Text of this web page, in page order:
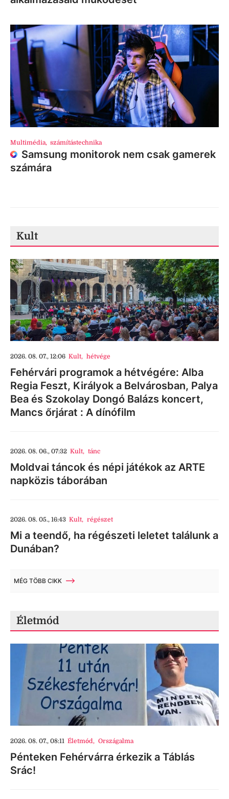
Multimédia, számítástechnika
Samsung monitorok nem csak gamerek
számára
Kult
2026. 08. 07., 12:06 Kult, hétvége
Fehérvári programok a hétvégére: Alba
Regia Feszt, Királyok a Belvárosban, Palya
Bea és Szokolay Dongó Balázs koncert,
Mancs őrjárat : A dínófilm
2026. 08. 06., 07:32 Kult, tánc
Moldvai táncok és népi játékok az ARTE
napközis táborában
2026. 08. 05., 16:43 Kult, régészet
Mi a teendő, ha régészeti leletet találunk a
Dunában?
MÉG TÖBB CIKK
Életmód
2026. 08. 07., 08:11 Életmód, Országalma
Pénteken Fehérvárra érkezik a Táblás
Srác!